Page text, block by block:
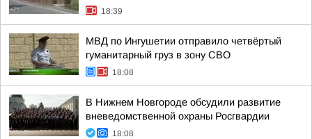
18:39
МВД по Ингушетии отправило четвёртый
гуманитарный груз в зону СВО
18:08
В Нижнем Новгороде обсудили развитие
вневедомственной охраны Росгвардии
18:08